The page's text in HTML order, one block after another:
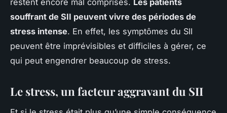
souffrant de SII peuvent vivre des périodes de
stress intense. En effet, les symptômes du SII
peuvent être imprévisibles et difficiles à gérer, ce
qui peut engendrer beaucoup de stress.
Le stress, un facteur aggravant du SII